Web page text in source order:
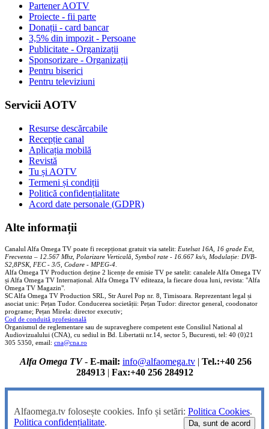
Partener AOTV
Proiecte - fii parte
Donații - card bancar
3,5% din impozit - Persoane
Publicitate - Organizații
Sponsorizare - Organizații
Pentru biserici
Pentru televiziuni
Servicii AOTV
Resurse descărcabile
Recepție canal
Aplicația mobilă
Revistă
Tu și AOTV
Termeni și condiții
Politică confidențialitate
Acord date personale (GDPR)
Alte informații
Canalul Alfa Omega TV poate fi recepționat gratuit via satelit: Eutelsat 16A, 16 grade Est,
Frecventa – 12.567 Mhz, Polarizare Verticală, Symbol rate - 16.667 ks/s, Modulație: DVB-
S2,8PSK, FEC - 3/5, Codare - MPEG-4.
Alfa Omega TV Production deține 2 licențe de emisie TV pe satelit: canalele Alfa Omega TV
și Alfa Omega TV Internațional. Alfa Omega TV editeaza, la fiecare doua luni, revista: "Alfa
Omega TV Magazin".
SC Alfa Omega TV Production SRL, Str Aurel Pop nr. 8, Timisoara. Reprezentant legal și
asociat unic: Pețan Tudor. Conducerea societății: Pețan Tudor: director general, coodonator
programe; Pețan Mirela: director executiv;
Cod de conduită profesională
Organismul de reglementare sau de supraveghere competent este Consiliul National al
Audiovizualului (CNA), cu sediul in Bd. Libertatii nr.14, sector 5, Bucuresti, tel: 40 (0)21
305 5350, email: cna@cna.ro
Alfa Omega TV- E-mail: info@alfaomega.tv | Tel.:+40 256
284913| Fax:+40 256 284912
Alfaomega.tv folosește cookies. Info și setări: Politica Cookies.
Politica confidențialitate. Da, sunt de acord